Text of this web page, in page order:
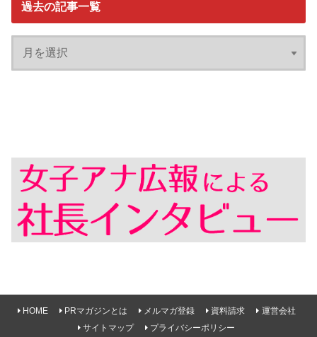
過去の記事一覧
HOME PRマガジンとは メルマガ登録 資料請求
運営会社
サイトマップ
プライバシーポリシー